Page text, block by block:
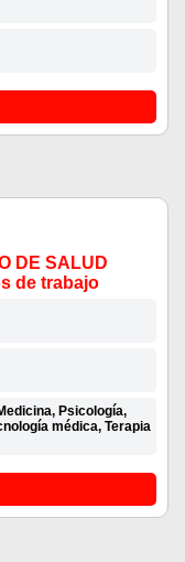
DE SALUD
de trabajo
Psicología,
médica, Terapia